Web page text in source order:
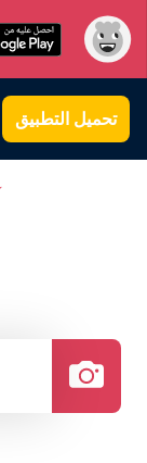
تحميل التطبيق